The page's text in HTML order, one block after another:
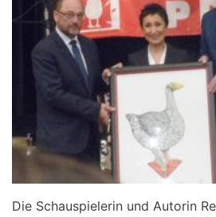
Die Schauspielerin und Autorin